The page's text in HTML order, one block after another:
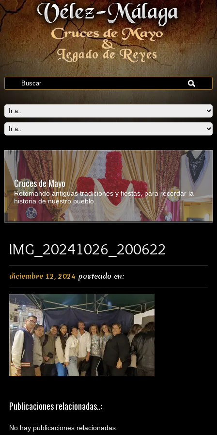
Cruces de Mayo
Retomando antiguas tradiciones y fiestas, para recordar la
historia de nuestro pueblo.
IMG_20241026_200622
diciembre 12, 2024 posteado en:
Publicaciones relacionadas..:
No hay publicaciones relacionadas.